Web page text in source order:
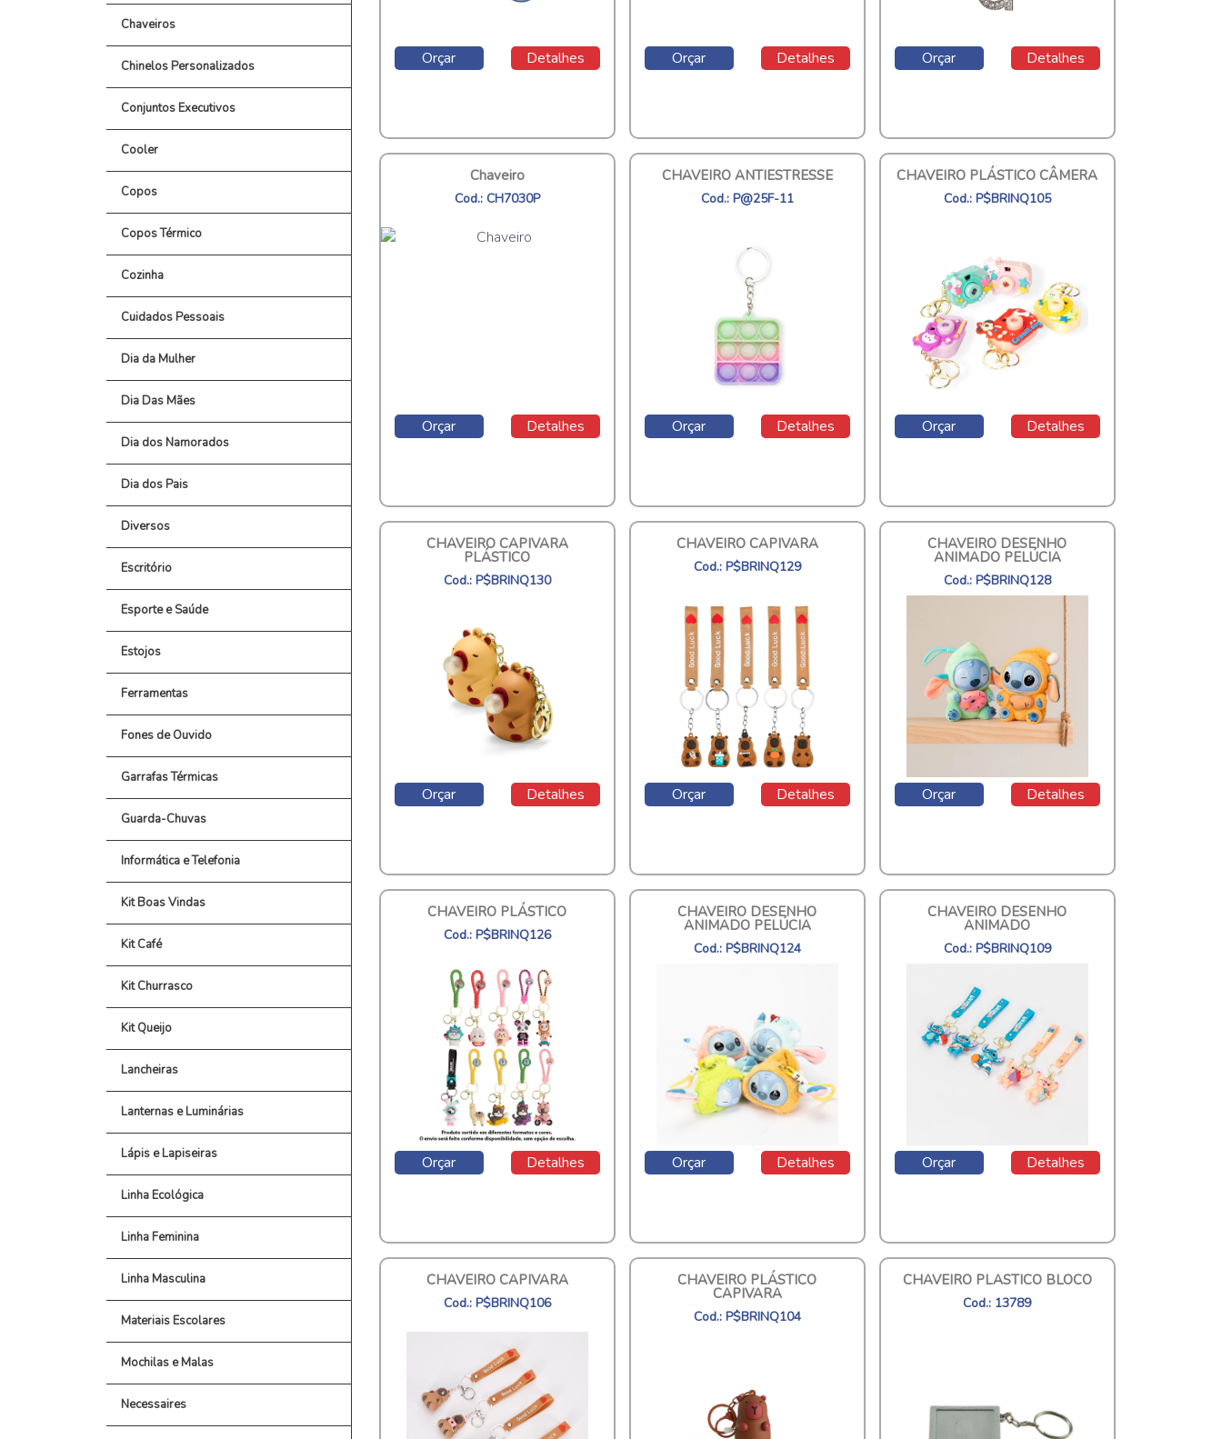
Chaveiros
Chinelos Personalizados
Conjuntos Executivos
Cooler
Copos
Copos Térmico
Cozinha
Cuidados Pessoais
Dia da Mulher
Dia Das Mães
Dia dos Namorados
Dia dos Pais
Diversos
Escritório
Esporte e Saúde
Estojos
Ferramentas
Fones de Ouvido
Garrafas Térmicas
Guarda-Chuvas
Informática e Telefonia
Kit Boas Vindas
Kit Café
Kit Churrasco
Kit Queijo
Lancheiras
Lanternas e Luminárias
Lápis e Lapiseiras
Linha Ecológica
Linha Feminina
Linha Masculina
Materiais Escolares
Mochilas e Malas
Necessaires
Orçar Detalhes Orçar Detalhes Orçar Detalhes
Chaveiro
Cod.: CH7030P
Orçar Detalhes
CHAVEIRO ANTIESTRESSE
Cod.: P@25F-11
Orçar Detalhes
CHAVEIRO PLÁSTICO CÂMERA
Cod.: P$BRINQ105
Orçar Detalhes
CHAVEIRO CAPIVARA
PLÁSTICO
Cod.: P$BRINQ130
Orçar Detalhes
CHAVEIRO CAPIVARA
Cod.: P$BRINQ129
Orçar Detalhes
CHAVEIRO DESENHO
ANIMADO PELÚCIA
Cod.: P$BRINQ128
Orçar Detalhes
CHAVEIRO PLÁSTICO
Cod.: P$BRINQ126
Orçar Detalhes
CHAVEIRO DESENHO
ANIMADO PELÚCIA
Cod.: P$BRINQ124
Orçar Detalhes
CHAVEIRO DESENHO
ANIMADO
Cod.: P$BRINQ109
Orçar Detalhes
CHAVEIRO CAPIVARA
Cod.: P$BRINQ106
CHAVEIRO PLÁSTICO
CAPIVARA
Cod.: P$BRINQ104
CHAVEIRO PLASTICO BLOCO
Cod.: 13789